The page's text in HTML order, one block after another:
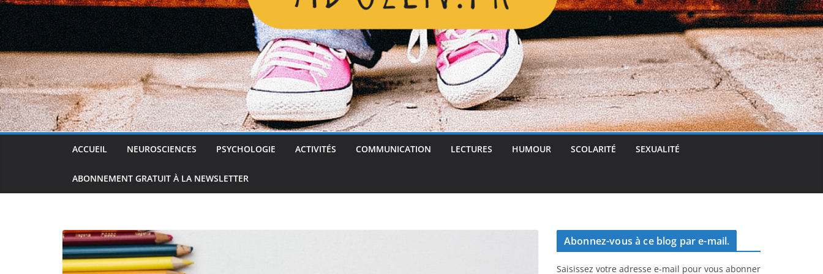
ACCUEIL NEUROSCIENCES PSYCHOLOGIE ACTIVITÉS COMMUNICATION LECTURES HUMOUR SCOLARITÉ SEXUALITÉ
ABONNEMENT GRATUIT À LA NEWSLETTER
Abonnez-vous à ce blog par e-mail.
Saisissez votre adresse e-mail pour vous abonner
g
e
r